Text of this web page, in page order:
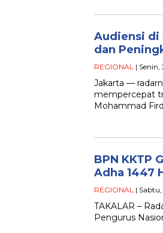
Audiensi di
dan
REGIONAL | Senin,
Jakarta —
mempercepat
Mohammad
BPN KKTP
Adha 1447
REGIONAL |
TAKALAR –
Pengurus